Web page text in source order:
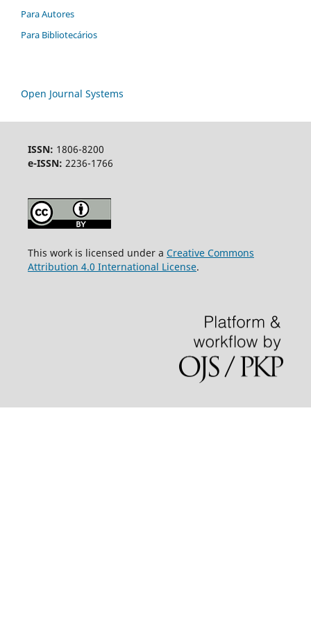
Para Autores
Para Bibliotecários
Open Journal Systems
ISSN: 1806-8200
e-ISSN: 2236-1766
This work is licensed under a Creative Commons
Attribution 4.0 International License.